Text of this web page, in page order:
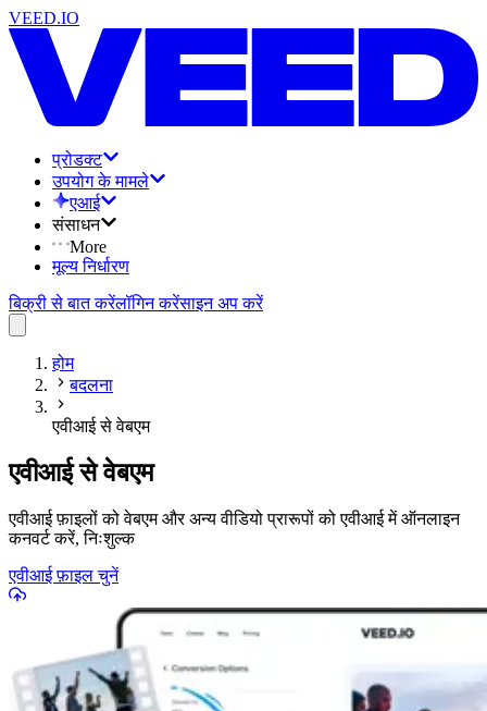
VEED.IO
प्रोडक्ट
उपयोग के मामले
एआई
संसाधन
More
मूल्य निर्धारण
बिक्री से बात करेंलॉगिन करेंसाइन अप करें
होम
बदलना
एवीआई से वेबएम
एवीआई से वेबएम
एवीआई फ़ाइलों को वेबएम और अन्य वीडियो प्रारूपों को एवीआई में ऑनलाइन
कनवर्ट करें, निःशुल्क
एवीआई फ़ाइल चुनें